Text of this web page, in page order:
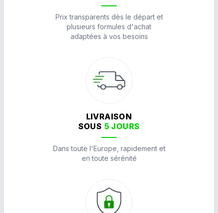
Prix transparents dès le départ et
plusieurs formules d'achat
adaptées à vos besoins
LIVRAISON
SOUS 5 JOURS
Dans toute l'Europe, rapidement et
en toute sérénité